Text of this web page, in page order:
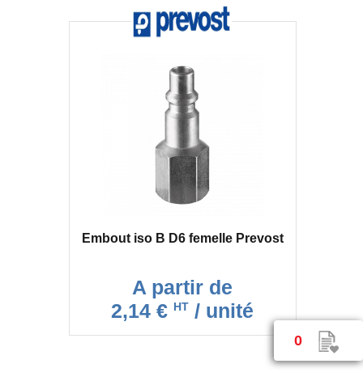
0
Embout iso B D6 femelle Prevost
A partir de
2,14 € HT / unité